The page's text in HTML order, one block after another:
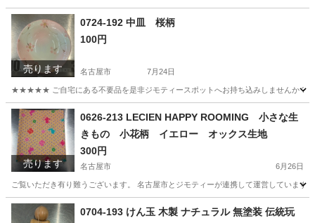
愛知 名古屋市 現地
売ります
0724-192 中皿 桜柄
100円
名古屋市 7月24日
★★★★★ ご自宅にある不要品を是非ジモティースポットへお持ち込みしませんか？
愛知 名古屋市
売ります
0626-213 LECIEN HAPPY ROOMING 小さな生
きもの 小花柄 イエロー オックス生地
300円
名古屋市 6月26日
ご覧いただき有り難うございます。 名古屋市とジモティーが連携して運営してい
愛知 名古屋市 ファブリック、カバー リユース
0704-193 けん玉 木製 ナチュラル 無塗装 伝統玩